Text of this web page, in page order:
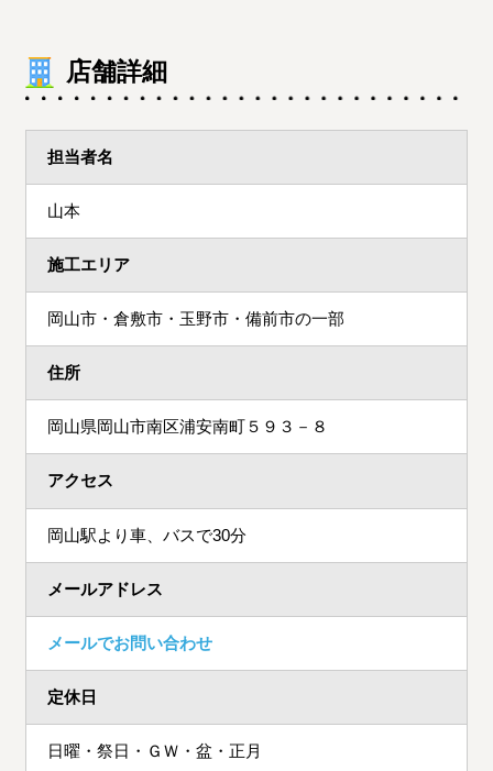
店舗詳細
担当者名
山本
施工エリア
岡山市・倉敷市・玉野市・備前市の一部
住所
岡山県岡山市南区浦安南町５９３－８
アクセス
岡山駅より車、バスで30分
メールアドレス
メールでお問い合わせ
定休日
日曜・祭日・ＧＷ・盆・正月